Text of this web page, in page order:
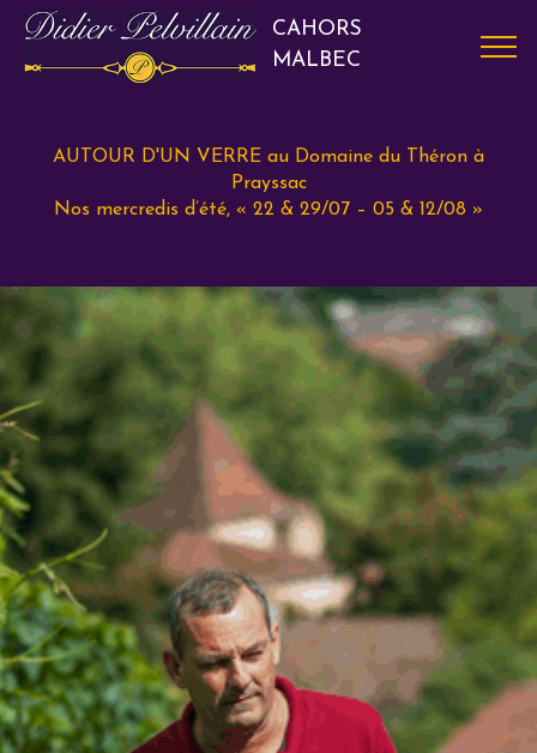
CAHORS
MALBEC
AUTOUR D'UN VERRE au Domaine du Théron à
Prayssac
Nos mercredis d’été, « 22 & 29/07 – 05 & 12/08 »